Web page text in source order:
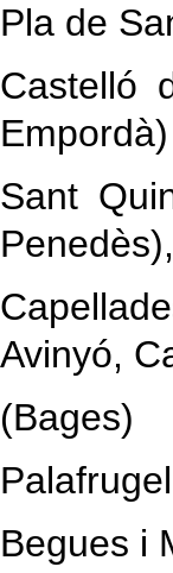
Pla de
Castelló
Empordà)
Sant
Penedès),
Avinyó,
(Bages)
Begues i